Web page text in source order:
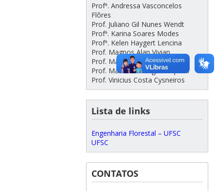
Profª. Andressa Vasconcelos
Flôres
Prof. Juliano Gil Nunes Wendt
Profª. Karina Soares Modes
Profª. Kelen Haygert Lencina
Prof. Magnos Alan Vivian
Prof. Marcelo Bonazza
Prof. Marcelo Callegari Scipioni
Prof. Vinicius Costa Cysneiros
Lista de links
Engenharia Florestal – UFSC
UFSC
CONTATOS